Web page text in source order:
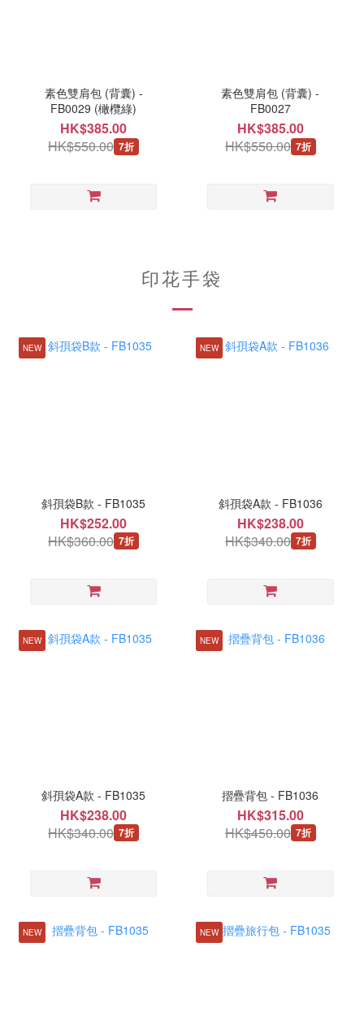
素色雙肩包 (背囊) -
FB0029 (橄欖綠)
HK$385.00
HK$550.00 7折
素色雙肩包 (背囊) -
FB0027
HK$385.00
HK$550.00 7折
印花手袋
NEW
斜孭袋B款 - FB1035
HK$252.00
HK$360.00 7折
NEW
斜孭袋A款 - FB1036
HK$238.00
HK$340.00 7折
NEW
斜孭袋A款 - FB1035
HK$238.00
HK$340.00 7折
NEW
摺疊背包 - FB1036
HK$315.00
HK$450.00 7折
NEW NEW